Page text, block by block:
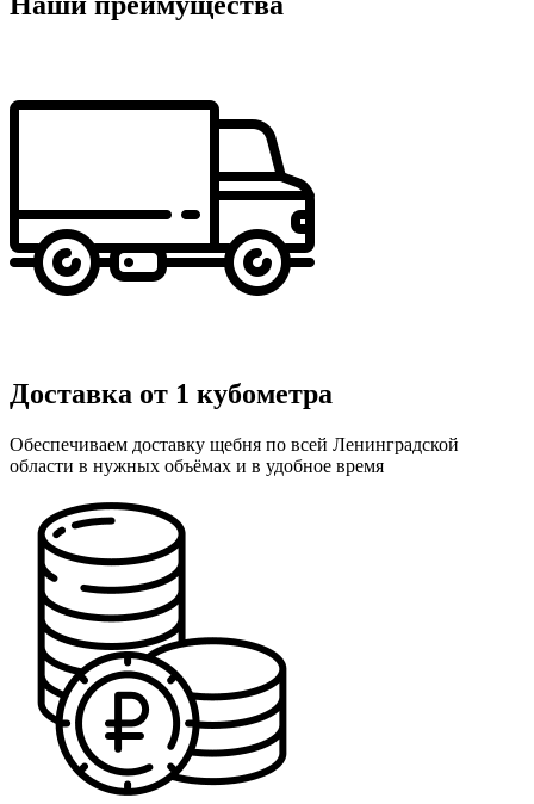
Доставка от 1 кубометра
Обеспечиваем доставку щебня по всей Ленинградской
области в нужных объёмах и в удобное время